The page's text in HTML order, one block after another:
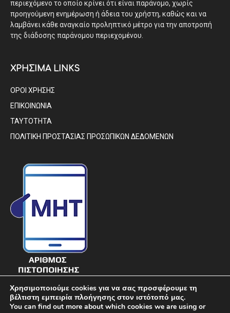
περιεχόμενο το οποίο κρίνει ότι είναι παράνομο, χωρίς
προηγούμενη ενημέρωση ή άδεια του χρήστη, καθώς και να
λαμβάνει κάθε αναγκαίο προληπτικό μέτρο για την αποτροπή
της διάδοσης παράνομου περιεχομένου.
ΧΡΗΣΙΜΑ LINKS
ΟΡΟΙ ΧΡΗΣΗΣ
ΕΠΙΚΟΙΝΩΝΙΑ
ΤΑΥΤΟΤΗΤΑ
ΠΟΛΙΤΙΚΗ ΠΡΟΣΤΑΣΙΑΣ ΠΡΟΣΩΠΙΚΩΝ ΔΕΔΟΜΕΝΩΝ
Χρησιμοποιούμε cookies για να σας προσφέρουμε τη
βέλτιστη εμπειρία πλοήγησης στον ιστότοπό μας.
You can find out more about which cookies we are using or